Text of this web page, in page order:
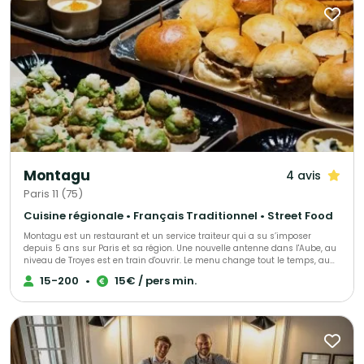
Montagu 4 avis
Paris 11 (75)
Cuisine régionale • Français Traditionnel • Street Food
Montagu est un restaurant et un service traiteur qui a su s’imposer
depuis 5 ans sur Paris et sa région. Une nouvelle antenne dans l'Aube, au
niveau de Troyes est en train d'ouvrir. Le menu change tout le temps, au
gré des saisons et des tendances mais surtout au gré de vos envies et de
vos attentes. Que vous soyez amateur de viande ou de poisson,
plateaux repas. Pour déjeuner ou dîner, pour vos événements privés ou
professionnels, faites nous confiance
15-200 • 15€ / pers min.